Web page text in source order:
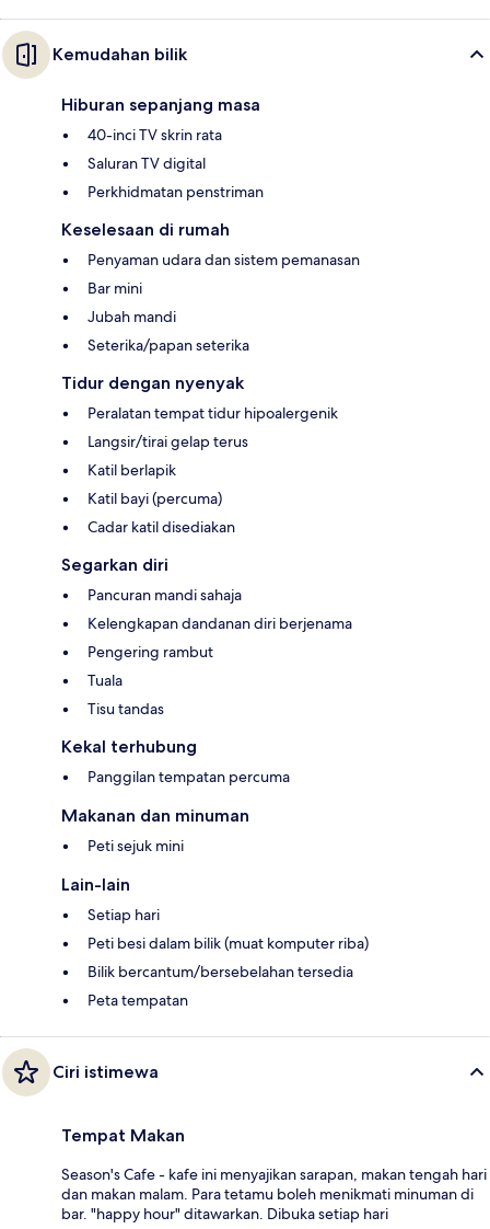
Kemudahan bilik
Hiburan sepanjang masa
40-inci TV skrin rata
Saluran TV digital
Perkhidmatan penstriman
Keselesaan di rumah
Penyaman udara dan sistem pemanasan
Bar mini
Jubah mandi
Seterika/papan seterika
Tidur dengan nyenyak
Peralatan tempat tidur hipoalergenik
Langsir/tirai gelap terus
Katil berlapik
Katil bayi (percuma)
Cadar katil disediakan
Segarkan diri
Pancuran mandi sahaja
Kelengkapan dandanan diri berjenama
Pengering rambut
Tuala
Tisu tandas
Kekal terhubung
Panggilan tempatan percuma
Makanan dan minuman
Peti sejuk mini
Lain-lain
Setiap hari
Peti besi dalam bilik (muat komputer riba)
Bilik bercantum/bersebelahan tersedia
Peta tempatan
Ciri istimewa
Tempat Makan
Season's Cafe - kafe ini menyajikan sarapan, makan tengah hari
dan makan malam. Para tetamu boleh menikmati minuman di
bar. "happy hour" ditawarkan. Dibuka setiap hari